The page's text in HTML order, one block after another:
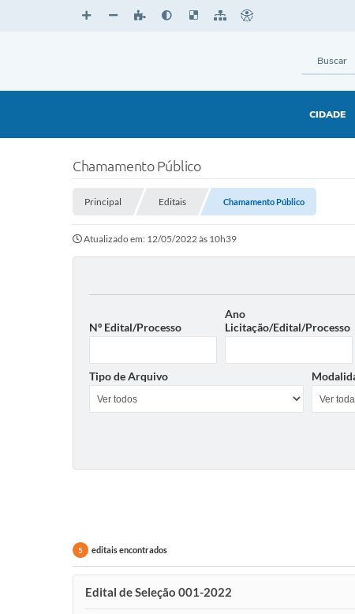
CIDADE
Chamamento Público
Principal Editais Chamamento Público
Atualizado em: 12/05/2022 às 10h39
Nº Edital/Processo
Ano
Licitação/Edital/Processo
Tipo de Arquivo
5 editais encontrados
Edital de Seleção 001-2022